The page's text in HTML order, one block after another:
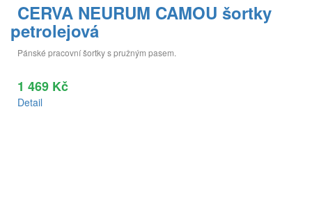
CERVA NEURUM CAMOU šortky
petrolejová
Pánské pracovní šortky s pružným pasem.
1 469 Kč
Detail